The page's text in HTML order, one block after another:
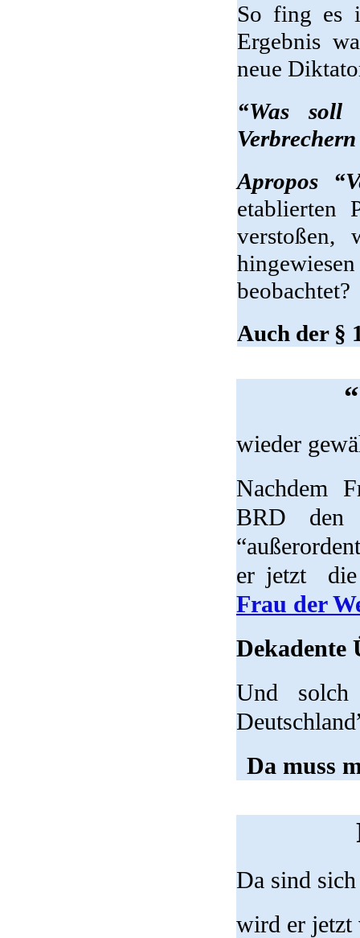
So fing es
Ergebnis
neue
“Was
Apropos
etablierten
verstoßen,
beobachtet?
Auch der §
wieder
Nachdem
BRD den
er jetzt die
Frau der
Dekadente
Und solch
Da muss
Da sind
wird er jetzt